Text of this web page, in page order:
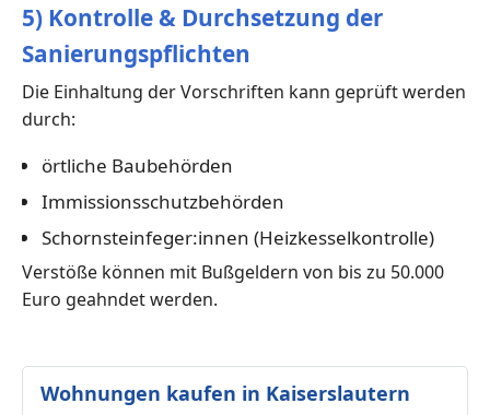
5) Kontrolle & Durchsetzung der
Sanierungspflichten
Die Einhaltung der Vorschriften kann geprüft werden
durch:
örtliche Baubehörden
Immissionsschutzbehörden
Schornsteinfeger:innen (Heizkesselkontrolle)
Verstöße können mit Bußgeldern von bis zu 50.000
Euro geahndet werden.
Wohnungen kaufen in Kaiserslautern